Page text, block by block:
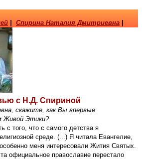
| Спирина Наталия Дмитриевна |
с Н.Д. Спириной
скажите, как Вы впервые
Живой Этики?
с того, что с самого детства я
среде. (...) Я читала Евангелие,
меня интересовали Жития Святых.
официальное православие перестало